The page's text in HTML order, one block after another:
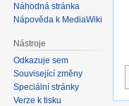
Náhodná stránka
Nápověda k MediaWiki
Nástroje
Odkazuje sem
Související změny
Speciální stránky
Verze k tisku